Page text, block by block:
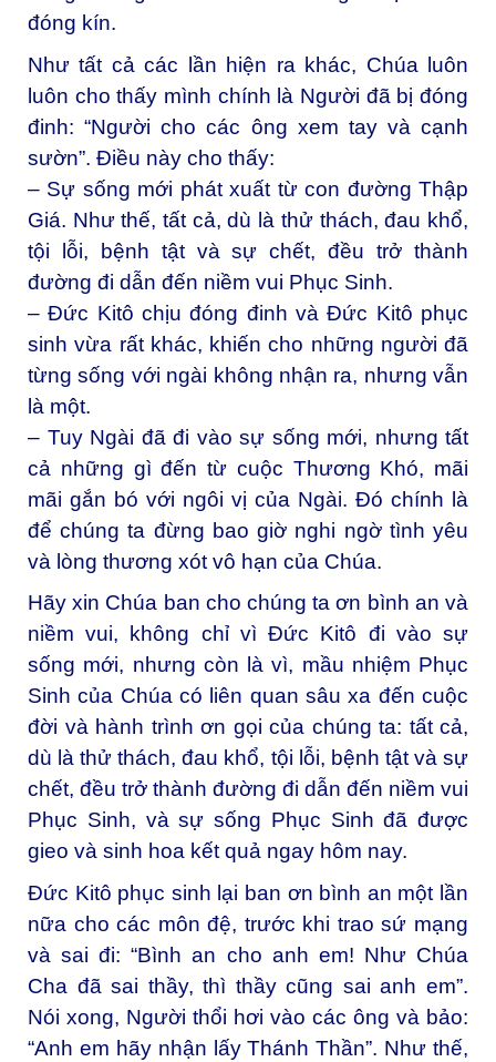
đóng kín.
Như tất cả các lần hiện ra khác, Chúa luôn
luôn cho thấy mình chính là Người đã bị đóng
đinh: “Người cho các ông xem tay và cạnh
sườn”. Điều này cho thấy:
– Sự sống mới phát xuất từ con đường Thập
Giá. Như thế, tất cả, dù là thử thách, đau khổ,
tội lỗi, bệnh tật và sự chết, đều trở thành
đường đi dẫn đến niềm vui Phục Sinh.
– Đức Kitô chịu đóng đinh và Đức Kitô phục
sinh vừa rất khác, khiến cho những người đã
từng sống với ngài không nhận ra, nhưng vẫn
là một.
– Tuy Ngài đã đi vào sự sống mới, nhưng tất
cả những gì đến từ cuộc Thương Khó, mãi
mãi gắn bó với ngôi vị của Ngài. Đó chính là
để chúng ta đừng bao giờ nghi ngờ tình yêu
và lòng thương xót vô hạn của Chúa.
Hãy xin Chúa ban cho chúng ta ơn bình an và
niềm vui, không chỉ vì Đức Kitô đi vào sự
sống mới, nhưng còn là vì, mầu nhiệm Phục
Sinh của Chúa có liên quan sâu xa đến cuộc
đời và hành trình ơn gọi của chúng ta: tất cả,
dù là thử thách, đau khổ, tội lỗi, bệnh tật và sự
chết, đều trở thành đường đi dẫn đến niềm vui
Phục Sinh, và sự sống Phục Sinh đã được
gieo và sinh hoa kết quả ngay hôm nay.
Đức Kitô phục sinh lại ban ơn bình an một lần
nữa cho các môn đệ, trước khi trao sứ mạng
và sai đi: “Bình an cho anh em! Như Chúa
Cha đã sai thầy, thì thầy cũng sai anh em”.
Nói xong, Người thổi hơi vào các ông và bảo:
“Anh em hãy nhận lấy Thánh Thần”. Như thế,